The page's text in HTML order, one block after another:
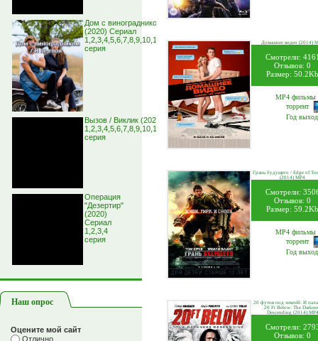
Дом с виноградником / Я не твоя
(2020) Сериал
1,2,3,4,5,6,7,8,9,10,11,12,13,14,15,16
серия
Вызов / Виклик (2020) Сериал
1,2,3,4,5,6,7,8,9,10,11,12,13,14,15,16
серия
Операция
"Дезертир"
(2020)
Сериал
1,2,3,4
серия
Наш опрос
Оцените мой сайт
Отлично
Домашнее видео (2014)
Смотрели:
Отзывов: 0
Размер: 50.2Kb
MP4 фильмы
торрент
Год
Грань будущего / Edge of
(2014) MP4
Смотрели:
Отзывов: 0
Размер: 59.2Kb
MP4 фильмы
торрент
Год
20 футов под землёй: И пала
20 Ft Below: The
Descending (2014) MP4
Смотрели:
Отзывов: 0